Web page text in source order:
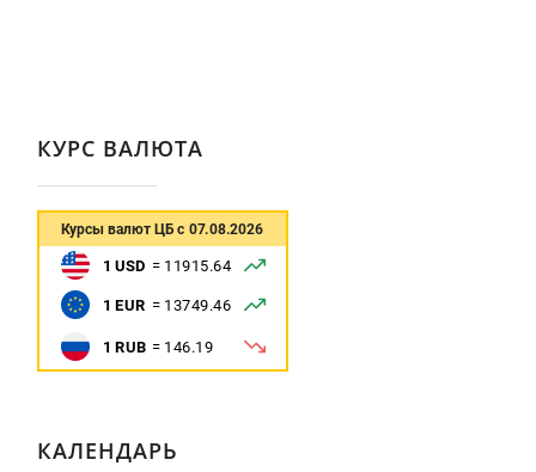
КУРС ВАЛЮТА
КАЛЕНДАРЬ